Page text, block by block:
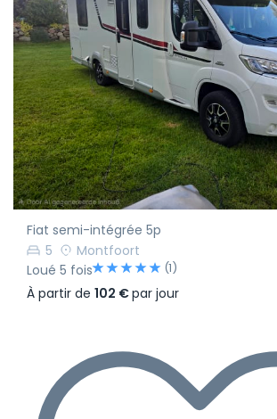
Fiat semi-intégrée 5p
5
Montfoort
Loué 5 fois
(1)
À partir de 102 €par jour